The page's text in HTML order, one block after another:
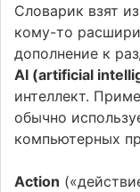
Словарик взят
кому-то
дополнение к
AI (artificial
интеллект.
обычно
компьютерных
Action